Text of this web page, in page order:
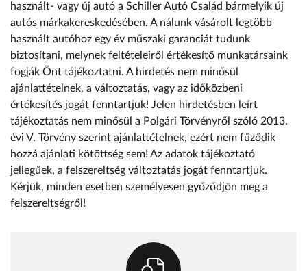
használt- vagy új autó a Schiller Autó Család bármelyik új
autós márkakereskedésében. A nálunk vásárolt legtöbb
használt autóhoz egy év műszaki garanciát tudunk
biztosítani, melynek feltételeiről értékesítő munkatársaink
fogják Önt tájékoztatni. A hirdetés nem minősül
ajánlattételnek, a változtatás, vagy az időközbeni
értékesítés jogát fenntartjuk! Jelen hirdetésben leírt
tájékoztatás nem minősül a Polgári Törvényről szóló 2013.
évi V. Törvény szerint ajánlattételnek, ezért nem fűződik
hozzá ajánlati kötöttség sem! Az adatok tájékoztató
jellegűek, a felszereltség változtatás jogát fenntartjuk.
Kérjük, minden esetben személyesen győződjön meg a
felszereltségről!